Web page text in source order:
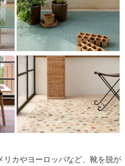
リカやヨーロッパなど、靴を脱が